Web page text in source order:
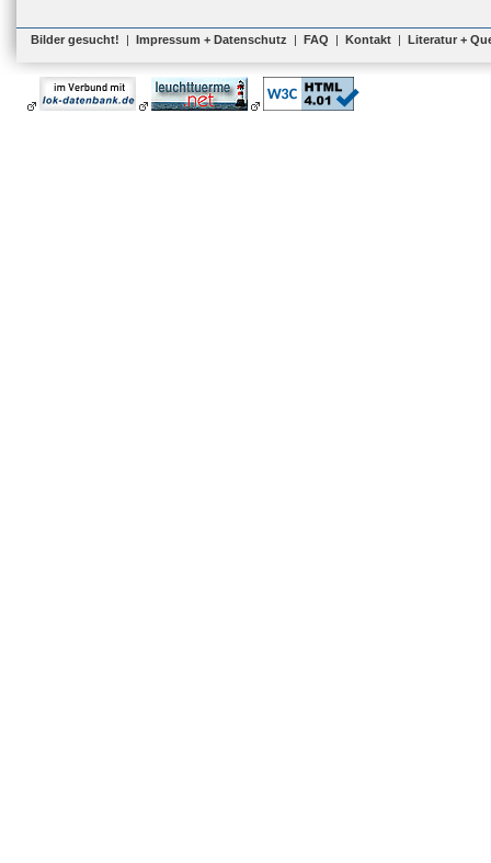
Bilder gesucht! | Impressum + Datenschutz | FAQ | Kontakt | Literatur +